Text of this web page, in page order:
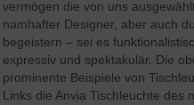
vermögen die von uns
namhafter Designer, aber auch
begeistern – sei es
expressiv und spektakulär. Die
prominente Beispiele von
Links die Anvia Tischleuchte des